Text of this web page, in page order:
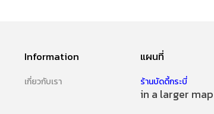
Information
เกี่ยวกับเรา
แผนที่
ร้านบัดดี้กระบี่
in a larger map